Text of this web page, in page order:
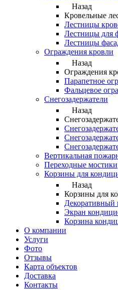
Назад
Кровельные
Лестницы
Лестницы для
Лестницы
Ограждения кровли
Назад
Ограждения
Парапетное
Фальцевое
Снегозадержатели
Назад
Вертикальная
Переходные мостики
Корзины для
Назад
Корзины для
Декоративный
Экран
Корзина
О компании
Услуги
Фото
Отзывы
Карта объектов
Доставка
Контакты